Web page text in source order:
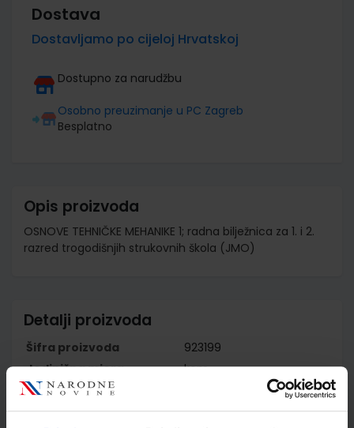
Dostava
Dostavljamo po cijeloj Hrvatskoj
Dostupno za narudžbu
Osobno preuzimanje u PC Zagreb
Besplatno
Opis proizvoda
OSNOVE TEHNIČKE MEHANIKE 1; radna bilježnica za 1. i 2.
razred trogodišnjih strukovnih škola (JMO)
Detalji proizvoda
Šifra proizvoda
923199
Jedinična mjera
kom
Nakladnik
Autor
Branko Maković Branko